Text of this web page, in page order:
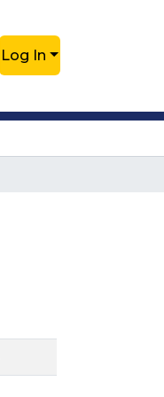
Log In